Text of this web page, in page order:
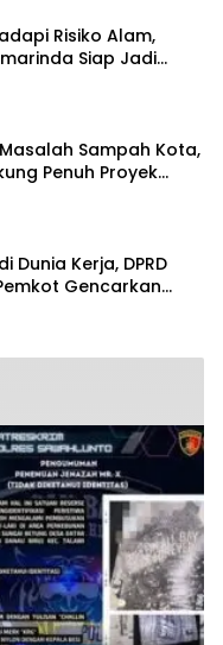
Risiko Alam,
Siap Jadi
Kalimantan
Sampah Kota,
Penuh Proyek
Dunia Kerja, DPRD
Gencarkan